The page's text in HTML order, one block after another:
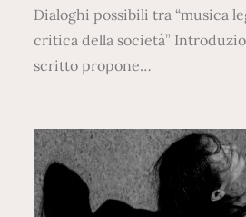
Dialoghi possibili tra “musica
critica della società”
scritto propone…